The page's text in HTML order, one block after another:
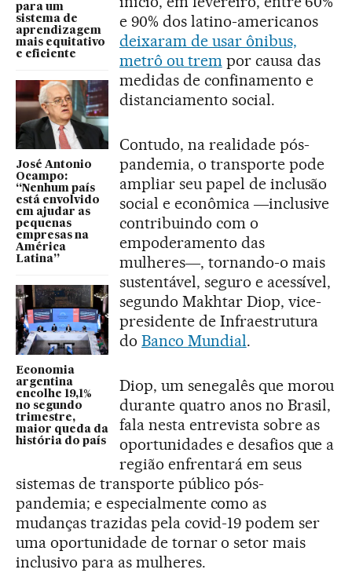
para um
sistema de
aprendizagem
mais equitativo
e eficiente
José Antonio
Ocampo:
“Nenhum país
está envolvido
em ajudar as
pequenas
empresas na
América
Latina”
Economia
argentina
encolhe 19,1%
no segundo
trimestre,
maior queda da
história do país
e 90% dos latino-americanos
deixaram de usar ônibus,
metrô ou trempor causa das
medidas de confinamento e
distanciamento social.
Contudo, na realidade pós-
pandemia, o transporte pode
ampliar seu papel de inclusão
social e econômica ―inclusive
contribuindo com o
empoderamento das
mulheres―, tornando-o mais
sustentável, seguro e acessível,
segundo Makhtar Diop, vice-
presidente de Infraestrutura
do Banco Mundial.
Diop, um senegalês que morou
durante quatro anos no Brasil,
fala nesta entrevista sobre as
oportunidades e desafios que a
região enfrentará em seus
sistemas de transporte público pós-
pandemia; e especialmente como as
mudanças trazidas pela covid-19 podem ser
uma oportunidade de tornar o setor mais
inclusivo para as mulheres.